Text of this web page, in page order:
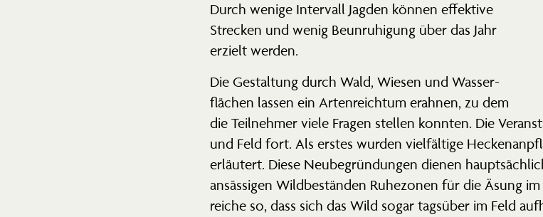
Durch wenige Intervall Jagden können effektive
Strecken und wenig Beunru­higung über das Jahr
erzielt werden.
Die Gestaltung durch Wald, Wiesen und Wasser­
flächen lassen ein Arten­reichtum erahnen, zu dem
die Teilnehmer viele Fragen stellen konnten. Die
und Feld fort. Als erstes wurden vielfältige
erläutert. Diese Neube­grün­dungen dienen
ansäs­sigen Wildbe­ständen Ruhezonen für die Äsung
reiche so, dass sich das Wild sogar tagsüber im Feld